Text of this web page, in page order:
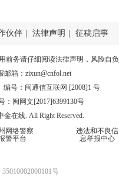
伙伴 法律声明 征稿启事
前务请仔细阅读法律声明 ，风险自负
邮箱： zixun@cnfol.net
号：闽通信互联网 [2008]1 号
：闽网文[2017]6399130号
金在线. All Right Reserved.
网络警察
警平台
违法和不良信
息举报中心
号